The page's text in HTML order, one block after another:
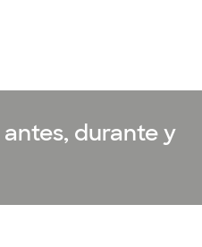
durante y